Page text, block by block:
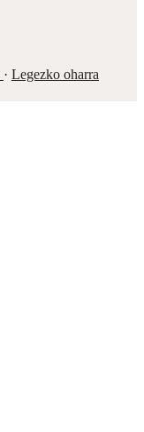
· Legezko oharra